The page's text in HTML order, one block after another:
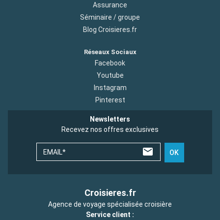
Assurance
Séminaire / groupe
Blog Croisieres.fr
Réseaux Sociaux
Facebook
Youtube
Instagram
Pinterest
Newsletters
Recevez nos offres exclusives
EMAIL* OK
Croisieres.fr
Agence de voyage spécialisée croisière
Service client :